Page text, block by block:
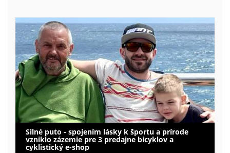
Silné puto - spojením lásky k športu a prírode
vzniklo zázemie pre 3 predajne bicyklov a
cyklistický e-shop